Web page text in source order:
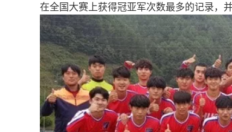
在全国大赛上获得冠亚军次数最多的记录，